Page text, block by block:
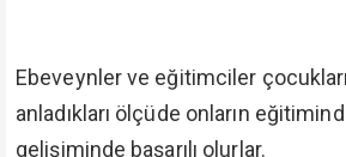
Ebeveynler ve eğitimciler
anladıkları ölçüde onların
gelişiminde başarılı olurlar.